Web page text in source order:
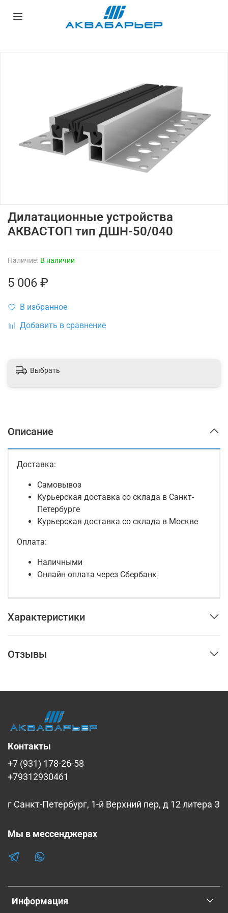
Наличие: В наличии
Дилатационные устройства
АКВАСТОП тип ДШН-50/040
5 006 ₽
В избранное
Добавить в сравнение
Выбрать
Описание
Доставка:
Самовывоз
Курьерская доставка со склада в Санкт-
Петербурге
Курьерская доставка со склада в Москве
Оплата:
Наличными
Онлайн оплата через Сбербанк
Характеристики
Отзывы
Информация
Контакты
+7 (931) 178-26-58
+79312930461
г Санкт-Петербург, 1-й Верхний пер, д 12 литера З
Мы в мессенджерах